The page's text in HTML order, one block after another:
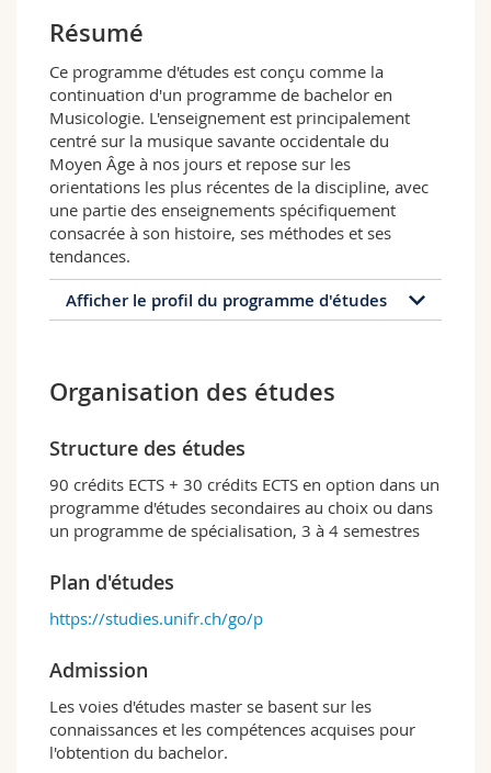
Interfacultaire
Doctorants
Programme des cours
MyUnifr
Résumé
Ce programme d'études est conçu comme la
continuation d'un programme de bachelor en
Musicologie. L'enseignement est principalement
centré sur la musique savante occidentale du
Moyen Âge à nos jours et repose sur les
orientations les plus récentes de la discipline, avec
une partie des enseignements spécifiquement
consacrée à son histoire, ses méthodes et ses
tendances.
Afficher le profil du programme d'études
Ce programme de master offre des
approfondissements sur des sujets variés et se
caractérise par une forte perspective
interdisciplinaire grâce à l'étude des rapports
que la musique entretient avec les codes
d'autres formes d'expression et de son rôle
dans des systèmes complexes comme l'opéra
professionnel des stratégies argumentatives
orales et écrites en musicologie, qui culmine
dans un travail de master permettant de mener
original.
Ce programme de master offre deux modules
au choix, l'un visant à former aux métiers de la
recherche et de la culture (avec possibilité de
Organisation des études
Structure des études
90 crédits ECTS + 30 crédits ECTS en option dans un
programme d'études secondaires au choix ou dans
un programme de spécialisation, 3 à 4 semestres
Plan d'études
https://studies.unifr.ch/go/p
Admission
Les voies d'études master se basent sur les
connaissances et les compétences acquises pour
l'obtention du bachelor.